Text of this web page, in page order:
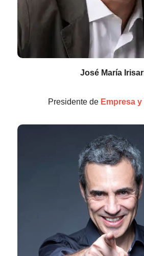
José María
Presidente de Empresa